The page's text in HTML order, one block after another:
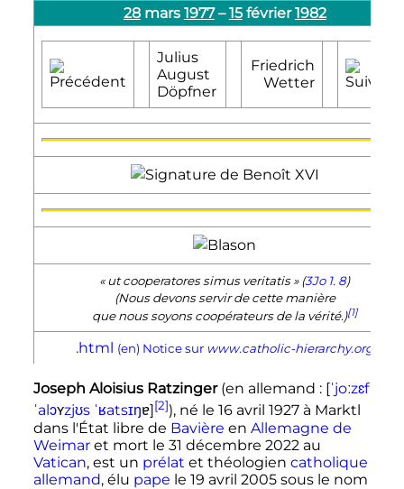
28mars 1977–15février1982
Julius
August
Döpfner
Friedrich
Wetter
« ut cooperatores simus veritatis » (3Jo 1. 8)
(Nous devons servir de cette manière
que nous soyons coopérateurs de la vérité.)[1]
.html (en) Notice sur www.catholic-hierarchy.org
Joseph Aloisius Ratzinger(en allemand : [ˈjoːzɛf
ˈalɔʏzjʊs ˈʁatsɪŋɐ][2]), né le 16 avril 1927à Marktl
dans l'État libre de Bavière en Allemagne de
Weimaret mort le 31 décembre 2022au
Vatican, est un prélat et théologien catholique
allemand, élu pape le 19 avril 2005sous le nom